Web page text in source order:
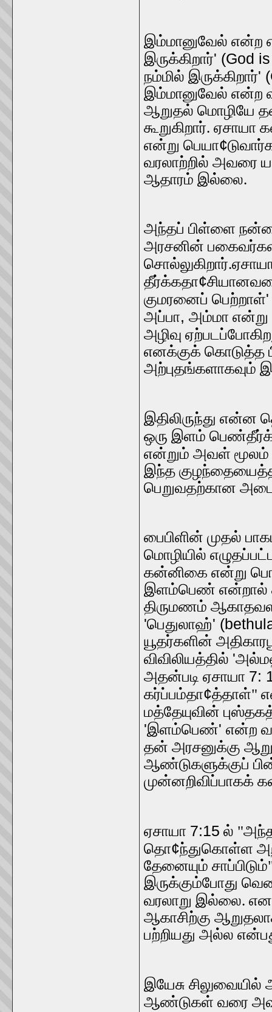
இம்மானுவேல் என்ற
இருக்கிறார்' (God
நம்மில் இருக்கிறார்'
இம்மானுவேல் என்ற
ஆறுதல் மொழியே
கூறுகிறார்.
என்று பெயா¢
வரலாற்றில் அவரை
ஆதாரம் இல்லை.
அந்தப் பிள்ளை
அரசனின் பகைவர்கள்
தீர்க்கதா¢
குமரனைப் பெற்றாள்
அப்பா, அம்மா என்று
அழிவு
எனக்குக் கொடுத்த
அற்புதங்களாகவும்
இதிலிருந்து என்ன
ஒரு இளம்
என்றும் அவள் மூலம்
இந்த
பெறுவதற்கான
பைபிளின் முதல்
மொழியில்
கன்னிகை என்று
இளம்பெண் என்றால்
திருமணம்
'பெதுலாஹ்'
யூதர்களின்
விவிலியத்தில் '
அதன்படி ஏசாயா 7:
கர்ப்பம்தா¢த்தாள்"
மத்தேயுவின்
'இளம்பெண்' என்ற
தன் அரசனுக்கு
ஆண்டுகளுக்குப்
முன்னறிவிப்பாகக்
ஏசாயா 7:15 ல்
தொ¢ந்துகொள்ள
தேனையும்
இருக்கும்போது
வரலாறு இல்லை.
ஆகாசிற்கு
பற்றியது அல்ல
இயேசு
ஆண்டுகள் வரை